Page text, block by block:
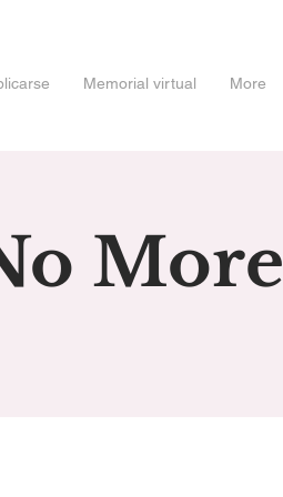
Memorial virtual More
More